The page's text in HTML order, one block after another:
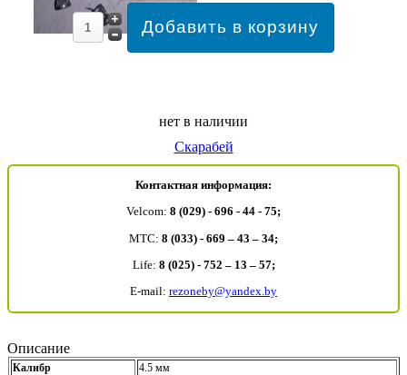
нет в наличии
Скарабей
Контактная информация:
Velcom: 8 (029) - 696 - 44 - 75;
MTC: 8 (033) - 669 – 43 – 34;
Life: 8 (025) - 752 – 13 – 57;
E-mail: rezoneby@yandex.by
Описание
Калибр
4.5 мм